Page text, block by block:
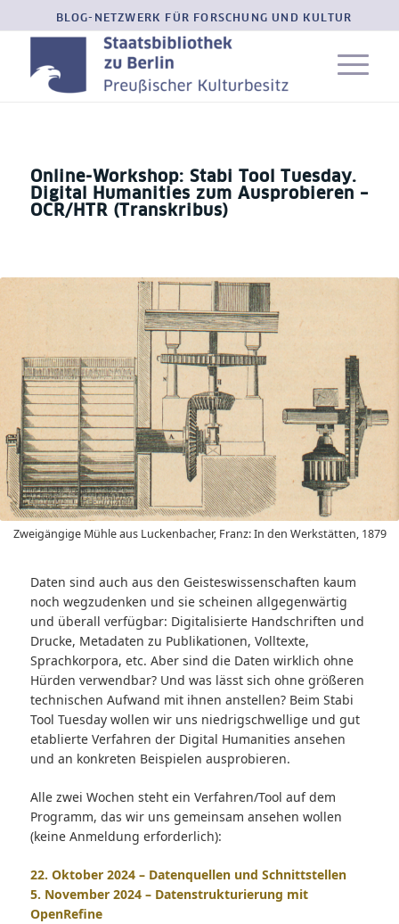
BLOG-NETZWERK FÜR FORSCHUNG UND KULTUR
Online-Workshop: Stabi Tool Tuesday.
Digital Humanities zum Ausprobieren –
OCR/HTR (Transkribus)
Zweigängige Mühle aus Luckenbacher, Franz: In den Werkstätten, 1879
Daten sind auch aus den Geisteswissenschaften kaum
noch wegzudenken und sie scheinen allgegenwärtig
und überall verfügbar: Digitalisierte Handschriften und
Drucke, Metadaten zu Publikationen, Volltexte,
Sprachkorpora, etc. Aber sind die Daten wirklich ohne
Hürden verwendbar? Und was lässt sich ohne größeren
technischen Aufwand mit ihnen anstellen? Beim Stabi
Tool Tuesday wollen wir uns niedrigschwellige und gut
etablierte Verfahren der Digital Humanities ansehen
und an konkreten Beispielen ausprobieren.
Alle zwei Wochen steht ein Verfahren/Tool auf dem
Programm, das wir uns gemeinsam ansehen wollen
(keine Anmeldung erforderlich):
22. Oktober 2024 – Datenquellen und Schnittstellen
5. November 2024 – Datenstrukturierung mit
OpenRefine